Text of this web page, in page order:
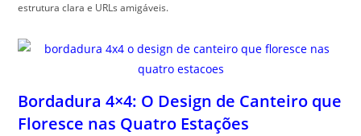
estrutura clara e URLs amigáveis.
Bordadura 4×4: O Design de Canteiro que
Floresce nas Quatro Estações